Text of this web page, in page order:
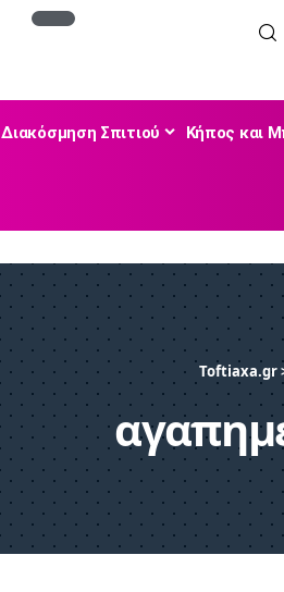
Διακόσμηση Σπιτιού Κήπος και
Toftiaxa.gr